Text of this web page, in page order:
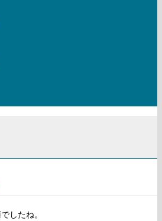
したね。